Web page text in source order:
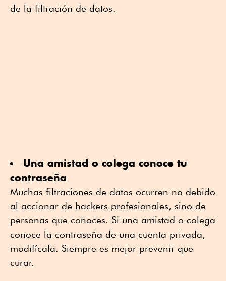
de la filtración de datos.
Una amistad o colega conoce tu
contraseña
Muchas filtraciones de datos ocurren no debido
al accionar de hackers profesionales, sino de
personas que conoces. Si una amistad o colega
conoce la contraseña de una cuenta privada,
modifícala. Siempre es mejor prevenir que
curar.